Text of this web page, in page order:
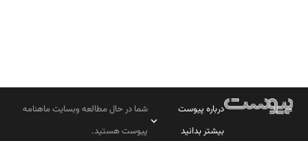
درباره پیوست
بیشتر بدانید
شما در حال مطالعه وبسایت ماهنامه
پیوست هستید.